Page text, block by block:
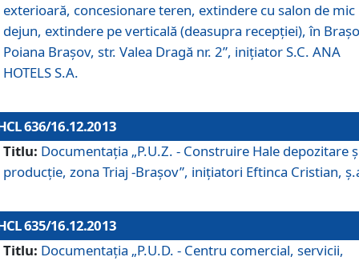
exterioară, concesionare teren, extindere cu salon de mic
dejun, extindere pe verticală (deasupra recepţiei), în
Poiana Braşov, str. Valea Dragă nr. 2”, iniţiator S.C. ANA
HOTELS S.A.
636/16.12.2013
Titlu: Documentaţia „P.U.Z. - Construire Hale depozitare
producţie, zona Triaj -Braşov”, iniţiatori Eftinca Cristian,
635/16.12.2013
Titlu: Documentaţia „P.U.D. - Centru comercial, servicii,